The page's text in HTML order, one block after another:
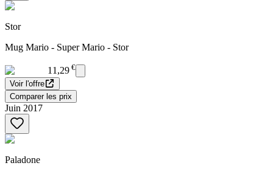
Stor
Mug Mario - Super Mario - Stor
11,29 €
Voir l'offre
Comparer les prix
Juin 2017
Paladone